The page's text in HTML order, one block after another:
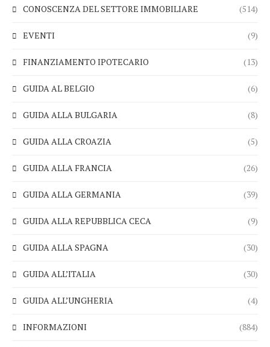
CONOSCENZA DEL SETTORE IMMOBILIARE (514)
EVENTI (9)
FINANZIAMENTO IPOTECARIO (13)
GUIDA AL BELGIO (6)
GUIDA ALLA BULGARIA (8)
GUIDA ALLA CROAZIA (5)
GUIDA ALLA FRANCIA (26)
GUIDA ALLA GERMANIA (39)
GUIDA ALLA REPUBBLICA CECA (9)
GUIDA ALLA SPAGNA (30)
GUIDA ALL’ITALIA (30)
GUIDA ALL’UNGHERIA (4)
INFORMAZIONI (884)